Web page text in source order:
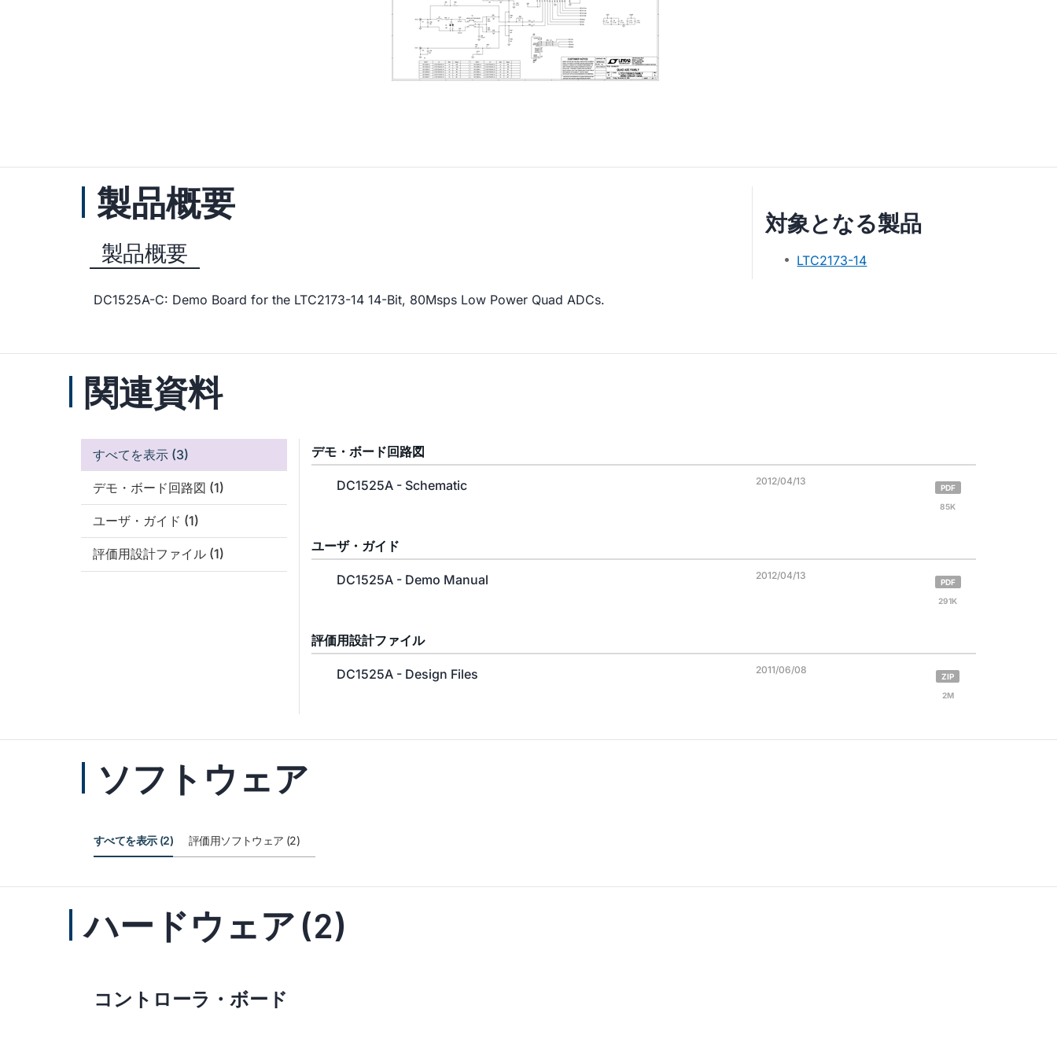
製品概要
製品概要
DC1525A-C: Demo Board for the LTC2173-14 14-Bit, 80Msps Low Power Quad ADCs.
対象となる製品
LTC2173-14
関連資料
すべてを表示 (3)
デモ・ボード回路図 (1)
ユーザ・ガイド (1)
評価用設計ファイル (1)
デモ・ボード回路図
DC1525A - Schematic 2012/04/13
PDF
85K
ユーザ・ガイド
DC1525A - Demo Manual 2012/04/13
PDF
291K
評価用設計ファイル
DC1525A - Design Files 2011/06/08
ZIP
2M
ソフトウェア
すべてを表示 (2) 評価用ソフトウェア (2)
ハードウェア (2)
コントローラ・ボード